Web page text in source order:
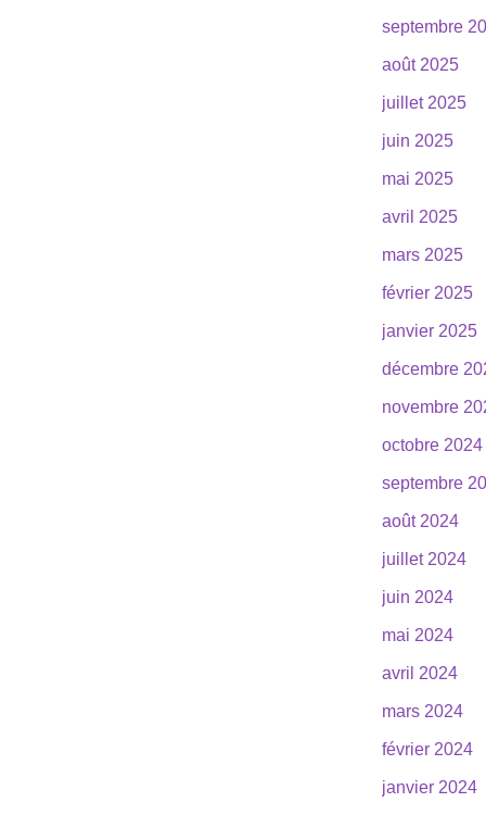
septembre
août 2025
juillet 2025
juin 2025
mai 2025
avril 2025
mars 2025
février 2025
janvier 2025
décembre
novembre
octobre 2024
septembre
août 2024
juillet 2024
juin 2024
mai 2024
avril 2024
mars 2024
février 2024
janvier 2024